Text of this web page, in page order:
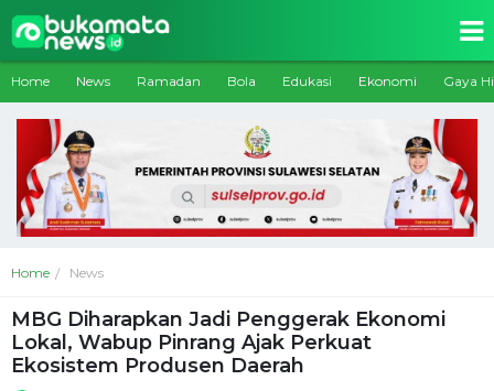
Home News Ramadan Bola Edukasi Ekonomi Gaya
Home News
MBG Diharapkan Jadi Penggerak Ekonomi
Lokal, Wabup Pinrang Ajak Perkuat
Ekosistem Produsen Daerah